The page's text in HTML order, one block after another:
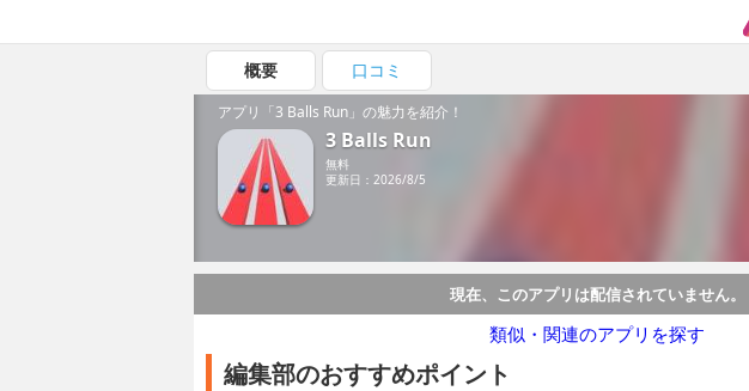
概要 口コミ
アプリ「3 Balls Run」の魅力を紹介！
3 Balls Run
無料
更新日：2026/8/5
現在、このアプリは配信されていません。
類似・関連のアプリを探す
編集部のおすすめポイント